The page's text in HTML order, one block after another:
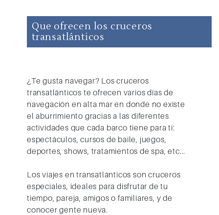
Que ofrecen los cruceros
transatlánticos
¿Te gusta navegar? Loscruceros
transatlánticos te ofrecen varios días de
navegación en alta mar en donde no existe
el aburrimiento gracias a las diferentes
actividades que cada barco tiene para ti:
espectáculos, cursos de baile, juegos,
deportes, shows, tratamientos de spa, etc...
Losviajes en transatlánticos son cruceros
especiales, ideales para disfrutar de tu
tiempo, pareja, amigos o familiares, y de
conocer gente nueva.